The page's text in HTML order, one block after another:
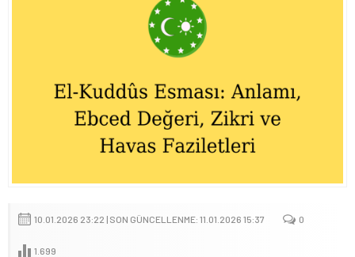
10.01.2026 23:22 | SON GÜNCELLENME: 11.01.2026 15:37 0
1.699